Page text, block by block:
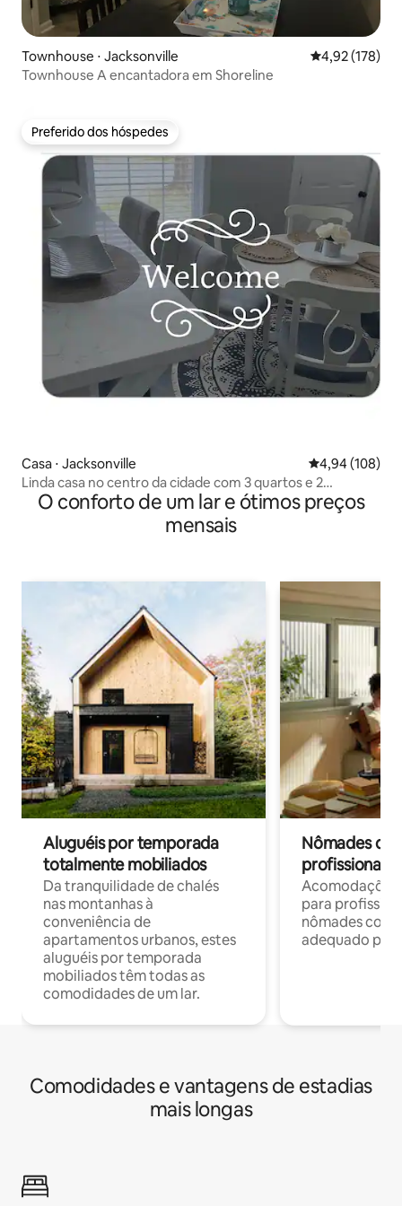
Townhouse ⋅ Jacksonville 4,92 de uma
4,92 (178)
Townhouse A encantadora em Shoreline
Preferido dos hóspedes
Preferido dos hóspedes
Casa ⋅ Jacksonville 4,94 de uma
4,94 (108)
Linda casa no centro da cidade com 3 quartos e 2
banheiros completos!!
O conforto de um lar e ótimos preços
mensais
Aluguéis por temporada
totalmente mobiliados
Da tranquilidade de chalés
nas montanhas à
conveniência de
apartamentos urbanos, estes
aluguéis por temporada
mobiliados têm todas as
comodidades de um lar.
Nômades
profissionais
para
nômades com
adequado
Comodidades e vantagens de estadias
mais longas